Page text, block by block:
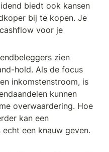
biedt ook kansen
bij te kopen. Je
voor je
zien
hold. Als de focus
inkomstenstroom, is
kunnen
overwaardering. Hoe
kan een
een knauw geven.